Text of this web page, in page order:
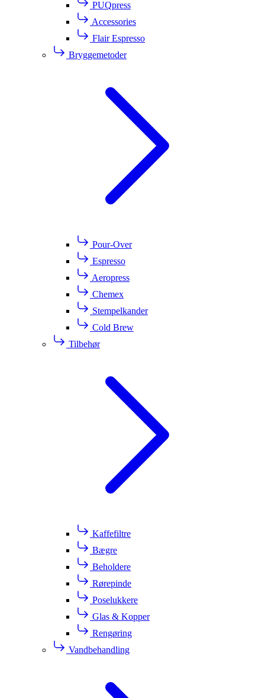
PUQpress
Accessories
Flair Espresso
Bryggemetoder
Pour-Over
Espresso
Aeropress
Chemex
Stempelkander
Cold Brew
Tilbehør
Kaffefiltre
Bægre
Beholdere
Rørepinde
Poselukkere
Glas & Kopper
Rengøring
Vandbehandling